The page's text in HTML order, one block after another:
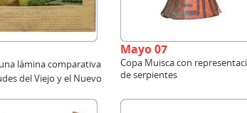
lámina comparativa
del Viejo y el Nuevo
Mayo 07
Copa Muisca con
de serpientes